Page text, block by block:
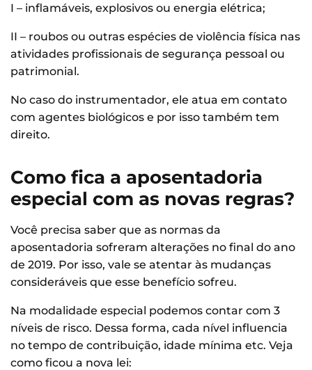
I – inflamáveis, explosivos ou energia elétrica;
II – roubos ou outras espécies de violência física nas
atividades profissionais de segurança pessoal ou
patrimonial.
No caso do instrumentador, ele atua em contato
com agentes biológicos e por isso também tem
direito.
Como fica a aposentadoria
especial com as novas regras?
Você precisa saber que as normas da
aposentadoria sofreram alterações no final do ano
de 2019. Por isso, vale se atentar às mudanças
consideráveis que esse benefício sofreu.
Na modalidade especial podemos contar com 3
níveis de risco. Dessa forma, cada nível influencia
no tempo de contribuição, idade mínima etc. Veja
como ficou a nova lei: